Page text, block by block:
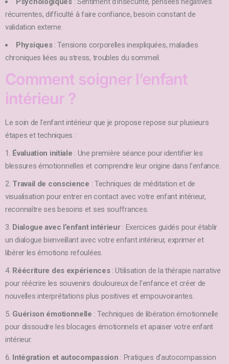
récurrentes, difficulté à faire confiance, besoin constant de
validation externe.
Physiques: Tensions corporelles inexpliquées, maladies
chroniques liées au stress, troubles du sommeil.
Comment soigner l’enfant
intérieur ?
Le soin de l’enfant intérieur que je propose repose sur plusieurs
étapes et techniques :
Évaluation initiale : Une première séance pour identifier les
blessures émotionnelles et comprendre leur origine dans l’enfance.
Travail de conscience : Techniques de méditation et de
visualisation pour entrer en contact avec votre enfant intérieur,
reconnaître ses besoins et ses souffrances.
Dialogue avec l’enfant intérieur: Exercices guidés pour établir
un dialogue bienveillant avec votre enfant intérieur, exprimer et
libérer les émotions refoulées.
Réécriture des expériences: Utilisation de la thérapie narrative
pour réécrire les souvenirs douloureux de l’enfance et créer de
nouvelles interprétations plus positives et empouvoirantes.
Guérison émotionnelle : Techniques de libération émotionnelle
pour dissoudre les blocages émotionnels et apaiser votre enfant
intérieur.
Intégration et autocompassion : Pratiques d’autocompassion